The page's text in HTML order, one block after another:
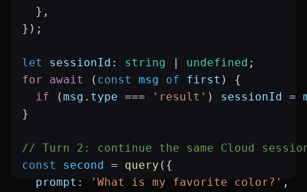
  },
});
let sessionId : string undefined ;
for await ( const msg of first ) {
  if
(msg . type === 'result' ) sessionId =
}
// Turn 2: continue the same Cloud
const
second = query ({
  prompt:
'What is my favorite color?' ,